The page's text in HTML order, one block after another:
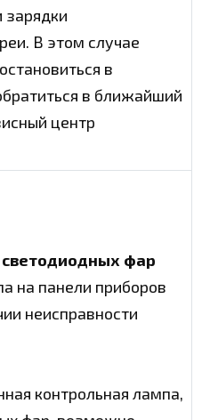
зарядки
В этом случае
в
в ближайший
центр
фар
на панели приборов
неисправности
контрольная лампа,